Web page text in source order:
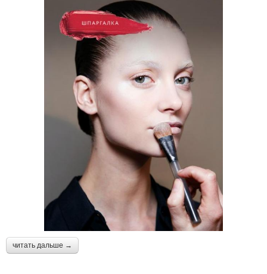
читать дальше →